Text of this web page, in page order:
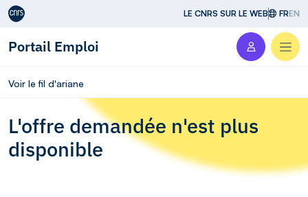
Aller au contenu LE CNRS SUR LE WEB FREN
Portail Emploi
Voir le fil d'ariane
L'offre demandée n'est plus
disponible